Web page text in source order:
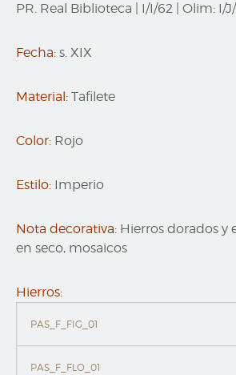
PR. Real Biblioteca I/I/62 Olim: I/
Fecha: s. XIX
Material: Tafilete
Color: Rojo
Estilo: Imperio
Nota decorativa: Hierros dorados y
en seco, mosaicos
Hierros:
PAS_F_FIG_01
PAS_F_FLO_01